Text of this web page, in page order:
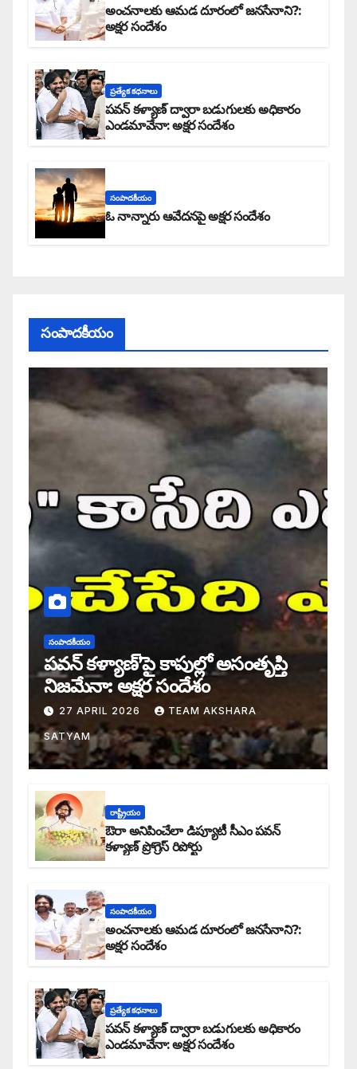
అంచనాలకు ఆమడ దూరంలో జనసేనాని?:
అక్షర సందేశం
ప్రత్యేక కధనాలు
పవన్ కళ్యాణ్ ద్వారా బడుగులకు అధికారం
ఎండమావేనా: అక్షర సందేశం
సంపాదకీయం
ఓ నాన్నారు ఆవేదనపై అక్షర సందేశం
సంపాదకీయం
సంపాదకీయం
పవన్ కళ్యాణ్’పై కాపుల్లో అసంతృప్తి
నిజమేనా: అక్షర సందేశం
27 APRIL 2026 TEAM AKSHARA
SATYAM
రాష్ట్రీయం
ఔరా అనిపించేలా డిప్యూటీ సీఎం పవన్
కళ్యాణ్ ప్రోగ్రెస్ రిపోర్టు
సంపాదకీయం
అంచనాలకు ఆమడ దూరంలో జనసేనాని?:
అక్షర సందేశం
ప్రత్యేక కధనాలు
పవన్ కళ్యాణ్ ద్వారా బడుగులకు అధికారం
ఎండమావేనా: అక్షర సందేశం